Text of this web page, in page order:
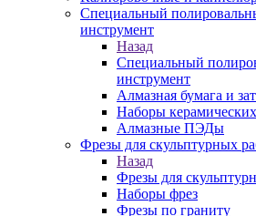
Специальный
инструмент
Назад
Специальный
инструмент
Алмазная бумага и
Наборы
Алмазные ПЭДы
Фрезы для скульптурных
Назад
Фрезы для
Наборы фрез
Фрезы по граниту